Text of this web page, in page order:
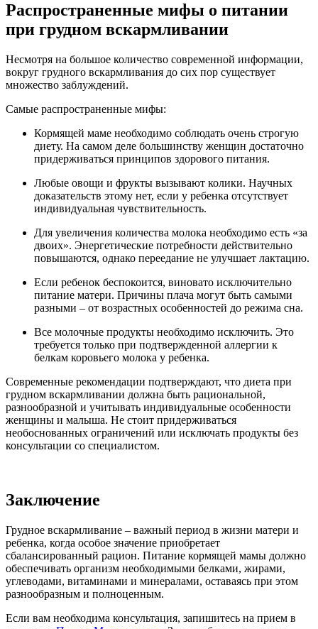
Распространенные мифы о питании
при грудном вскармливании
Несмотря на большое количество современной информации,
вокруг грудного вскармливания до сих пор существует
множество заблуждений.
Самые распространенные мифы:
Кормящей маме необходимо соблюдать очень строгую
диету. На самом деле большинству женщин достаточно
придерживаться принципов здорового питания.
Любые овощи и фрукты вызывают колики. Научных
доказательств этому нет, если у ребенка отсутствует
индивидуальная чувствительность.
Для увеличения количества молока необходимо есть «за
двоих». Энергетические потребности действительно
повышаются, однако переедание не улучшает лактацию.
Если ребенок беспокоится, виновато исключительно
питание матери. Причины плача могут быть самыми
разными – от возрастных особенностей до режима сна.
Все молочные продукты необходимо исключить. Это
требуется только при подтвержденной аллергии к
белкам коровьего молока у ребенка.
Современные рекомендации подтверждают, что диета при
грудном вскармливании должна быть рациональной,
разнообразной и учитывать индивидуальные особенности
женщины и малыша. Не стоит придерживаться
необоснованных ограничений или исключать продукты без
консультации со специалистом.
Заключение
Грудное вскармливание – важный период в жизни матери и
ребенка, когда особое значение приобретает
сбалансированный рацион. Питание кормящей мамы должно
обеспечивать организм необходимыми белками, жирами,
углеводами, витаминами и минералами, оставаясь при этом
разнообразным и полноценным.
Если вам необходима консультация, запишитесь на прием в